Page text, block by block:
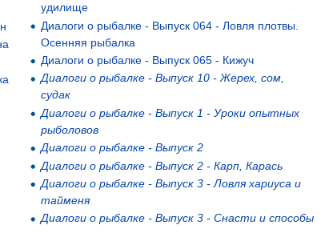
удилище
Диалоги о рыбалке - Выпуск 064 - Ловля плотвы.
Осенняя рыбалка
Диалоги о рыбалке - Выпуск 065 - Кижуч
Диалоги о рыбалке - Выпуск 10 - Жерех, сом,
судак
Диалоги о рыбалке - Выпуск 1 - Уроки опытных
рыболовов
Диалоги о рыбалке - Выпуск 2
Диалоги о рыбалке - Выпуск 2 - Карп, Карась
Диалоги о рыбалке - Выпуск 3 - Ловля хариуса и
тайменя
Диалоги о рыбалке - Выпуск 3 - Снасти и способы